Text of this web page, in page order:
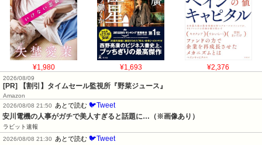
¥1,980 ¥1,693 ¥2,376
2026/08/09
[PR] 【割引】タイムセール監視所『野菜ジュース』
Amazon
2026/08/08 21:50
あとで読む 🐦Tweet
安川電機の人事がガチで美人すぎると話題に…（※画像あり）
ラビット速報
2026/08/08 21:30
あとで読む 🐦Tweet